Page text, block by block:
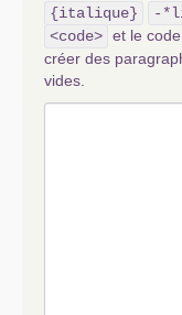
{italique}
-
<code> et le code
créer des
vides.